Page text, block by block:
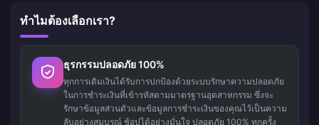
ทำไมต้องเลือกเรา?
ธุรกรรมปลอดภัย 100%
ทุกการเติมเงินได้รับการปกป้องด้วยระบบรักษาความปลอดภัย
ในการชำระเงินที่เข้ารหัสตามมาตรฐานอุตสาหกรรม ซึ่งจะ
รักษาข้อมูลส่วนตัวและข้อมูลการชำระเงินของคุณไว้เป็นความ
ลับอย่างสมบูรณ์ ช้อปได้อย่างมั่นใจ ปลอดภัย 100% ทุกครั้ง